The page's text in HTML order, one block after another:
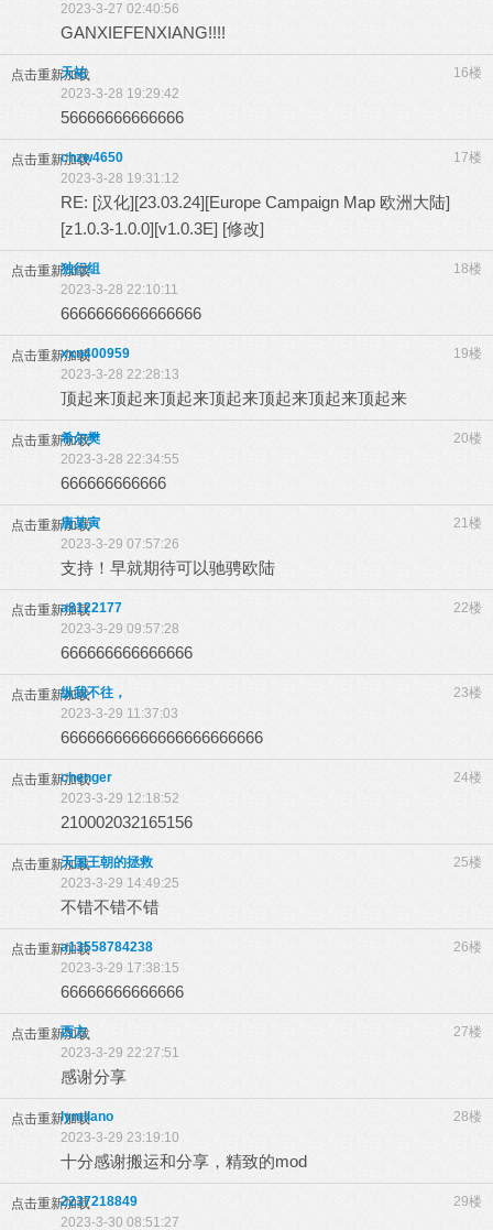
2023-3-27 02:40:56
GANXIEFENXIANG!!!!
点击重新加载 16楼
天祐
2023-3-28 19:29:42
56666666666666
点击重新加载 17楼
chzw4650
2023-3-28 19:31:12
RE: [汉化][23.03.24][Europe Campaign Map 欧洲大陆]
[z1.0.3-1.0.0][v1.0.3E] [修改]
点击重新加载 18楼
独行组
2023-3-28 22:10:11
6666666666666666
点击重新加载 19楼
xxn400959
2023-3-28 22:28:13
顶起来顶起来顶起来顶起来顶起来顶起来顶起来
点击重新加载 20楼
希尔樊
2023-3-28 22:34:55
666666666666
点击重新加载 21楼
唐某寅
2023-3-29 07:57:26
支持！早就期待可以驰骋欧陆
点击重新加载 22楼
a8122177
2023-3-29 09:57:28
666666666666666
点击重新加载 23楼
纵我不往，
2023-3-29 11:37:03
66666666666666666666666
点击重新加载 24楼
chenger
2023-3-29 12:18:52
210002032165156
点击重新加载 25楼
天国王朝的拯救
2023-3-29 14:49:25
不错不错不错
点击重新加载 26楼
a13558784238
2023-3-29 17:38:15
66666666666666
点击重新加载 27楼
西方
2023-3-29 22:27:51
感谢分享
点击重新加载 28楼
lymilano
2023-3-29 23:19:10
十分感谢搬运和分享，精致的mod
点击重新加载 29楼
2237218849
2023-3-30 08:51:27